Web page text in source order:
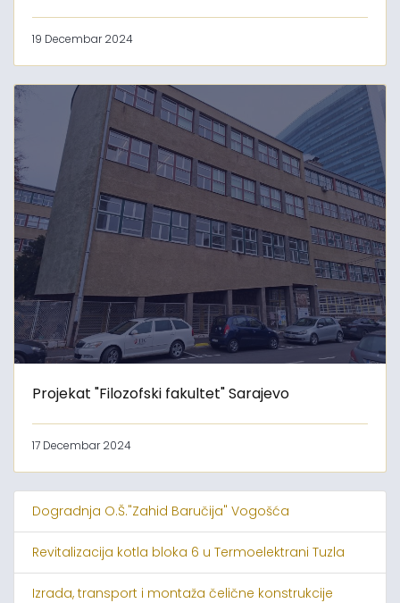
19 Decembar 2024
Projekat "Filozofski fakultet" Sarajevo
17 Decembar 2024
Dogradnja O.Š."Zahid Baručija" Vogošća
Revitalizacija kotla bloka 6 u Termoelektrani Tuzla
Izrada, transport i montaža čelične konstrukcije